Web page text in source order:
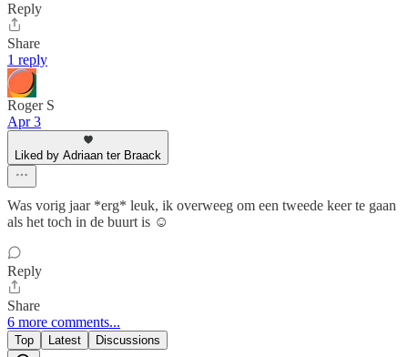
Reply
Share
1 reply
Roger S
Apr 3
Liked by Adriaan ter Braack
Was vorig jaar *erg* leuk, ik overweeg om een tweede keer te gaan
als het toch in de buurt is ☺️
Reply
Share
6 more comments...
Top Latest Discussions